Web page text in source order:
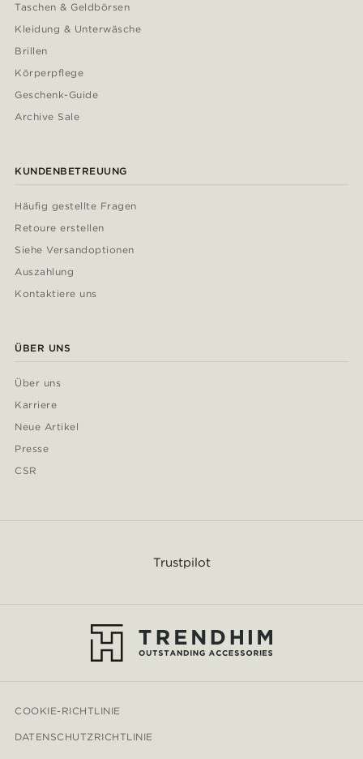
Taschen & Geldbörsen
Kleidung & Unterwäsche
Brillen
Körperpflege
Geschenk-Guide
Archive Sale
KUNDENBETREUUNG
Häufig gestellte Fragen
Retoure erstellen
Siehe Versandoptionen
Auszahlung
Kontaktiere uns
ÜBER UNS
Über uns
Karriere
Neue Artikel
Presse
CSR
Trustpilot
COOKIE-RICHTLINIE
DATENSCHUTZRICHTLINIE